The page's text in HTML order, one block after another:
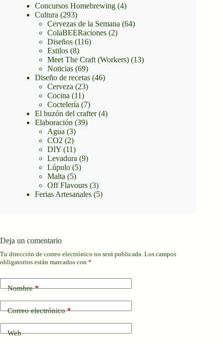
Concursos Homebrewing (4)
Cultura (293)
Cervezas de la Semana (64)
ColaBEERaciones (2)
Diseños (116)
Estilos (8)
Meet The Craft (Workers) (13)
Noticias (69)
Diseño de recetas (46)
Cerveza (23)
Cocina (11)
Coctelería (7)
El buzón del crafter(4)
Elaboración (39)
Agua (3)
CO2 (2)
DIY (11)
Levadura (9)
Lúpulo (5)
Malta (5)
Off Flavours (3)
Ferias Artesanales (5)
Deja un comentario
Tu dirección de correo electrónico no será publicada. Los campos
obligatorios están marcados con *
Nombre*
Correo electrónico*
Web